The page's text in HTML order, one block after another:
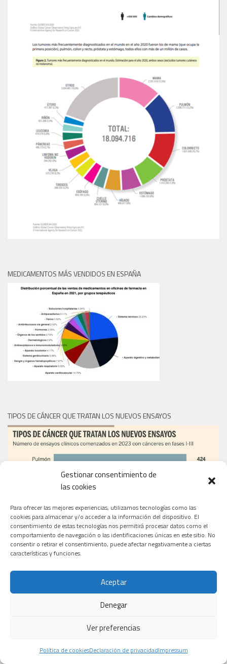
Gestionar consentimiento de
las cookies
Para ofrecer las mejores experiencias, utilizamos tecnologías como las
cookies para almacenar y/o acceder a la información del dispositivo. El
consentimiento de estas tecnologías nos permitirá procesar datos como el
comportamiento de navegación o las identificaciones únicas en este sitio. No
consentir o retirar el consentimiento, puede afectar negativamente a ciertas
características y funciones.
Aceptar
Denegar
Ver preferencias
Política de cookiesDeclaración de privacidadImpressum
MEDICAMENTOS MÁS VENDIDOS EN ESPAÑA
TIPOS DE CÁNCER QUE TRATAN LOS NUEVOS ENSAYOS